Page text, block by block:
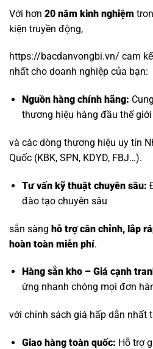
Với hơn 20 năm kinh nghiệm
kiện truyền động,
https://bacdanvongbi.vn/ cam
nhất cho doanh nghiệp của bạn:
Nguồn hàng chính hãng:
thương hiệu hàng đầu thế
và các dòng thương hiệu uy tín
Quốc (KBK, SPN, KDYD, FBJ…).
Tư vấn kỹ thuật chuyên sâu:
đào tạo chuyên sâu
sẵn sàng hỗ trợ cân chỉnh, lắp
hoàn toàn miễn phí.
Hàng sẵn kho – Giá cạnh
ứng nhanh chóng mọi đơn
với chính sách giá hấp dẫn nhất
Giao hàng toàn quốc: Hỗ trợ